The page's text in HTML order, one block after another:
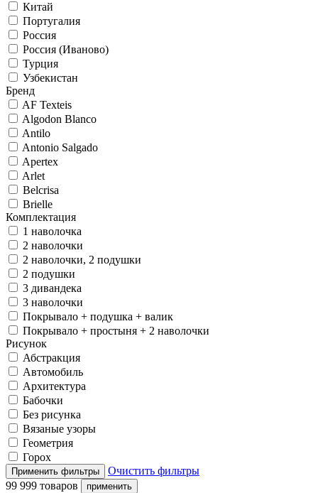
Китай
Португалия
Россия
Россия (Иваново)
Турция
Узбекистан
Бренд
AF Texteis
Algodon Blanco
Antilo
Antonio Salgado
Apertex
Arlet
Belcrisa
Brielle
Комплектация
1 наволочка
2 наволочки
2 наволочки, 2 подушки
2 подушки
3 дивандека
3 наволочки
Покрывало + подушка + валик
Покрывало + простыня + 2 наволочки
Рисунок
Абстракция
Автомобиль
Архитектура
Бабочки
Без рисунка
Вязаные узоры
Геометрия
Горох
Очистить фильтры
99 999 товаров